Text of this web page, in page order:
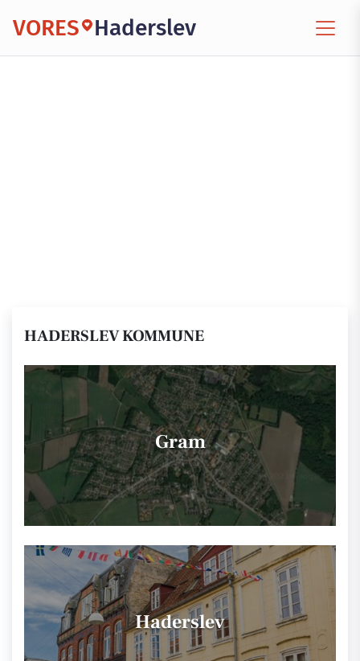
VORES Haderslev
HADERSLEV KOMMUNE
Gram
Haderslev